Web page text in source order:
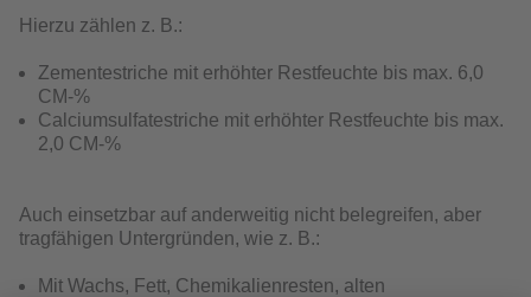
Hierzu zählen z. B.:
Zementestriche mit erhöhter Restfeuchte bis max. 6,0
CM-%
Calciumsulfatestriche mit erhöhter Restfeuchte bis max.
2,0 CM-%
Auch einsetzbar auf anderweitig nicht belegreifen, aber
tragfähigen Untergründen, wie z. B.:
Mit Wachs, Fett, Chemikalienresten, alten